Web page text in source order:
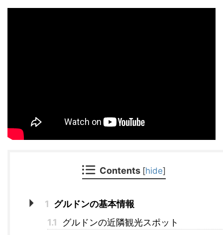
Contents [hide]
1 グルドンの基本情報
1.1
グルドンの近隣観光スポット